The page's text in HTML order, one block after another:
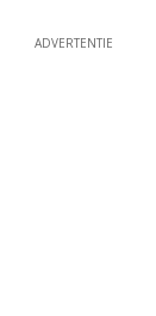
ADVERTENTIE